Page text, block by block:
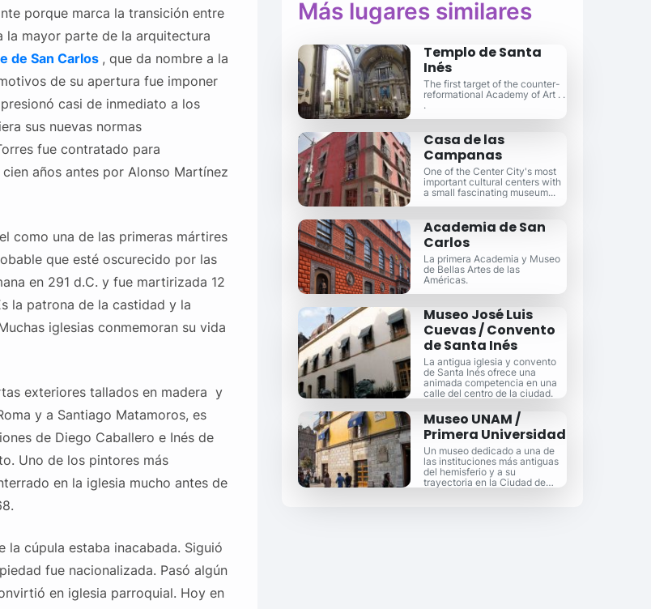
porque marca la transición entre
la mayor parte de la arquitectura
de San Carlos , que da nombre a la
de su apertura fue imponer
casi de inmediato a los
sus nuevas normas
fue contratado para
años antes por Alonso Martínez
como una de las primeras mártires
que esté oscurecido por las
en 291 d.C. y fue martirizada 12
la patrona de la castidad y la
iglesias conmemoran su vida
exteriores tallados en madera y
y a Santiago Matamoros, es
de Diego Caballero e Inés de
Uno de los pintores más
en la iglesia mucho antes de
la cúpula estaba inacabada. Siguió
fue nacionalizada. Pasó algún
en iglesia parroquial. Hoy en
Más lugares similares
Templo de Santa
Inés
The first target of the counter-
reformational Academy of Art . .
.
Casa de las
Campanas
One of the Center City's most
important cultural centers with
a small fascinating museum...
Academia de San
Carlos
La primera Academia y Museo
de Bellas Artes de las
Américas.
Museo José Luis
Cuevas / Convento
de Santa Inés
La antigua iglesia y convento
de Santa Inés ofrece una
animada competencia en una
calle del centro de la ciudad.
Museo UNAM /
Primera Universidad
Un museo dedicado a una de
las instituciones más antiguas
del hemisferio y a su
trayectoria en la Ciudad de